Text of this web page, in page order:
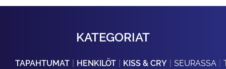
KATEGORIAT
TAPAHTUMAT HENKILÖT KISS & CRY SEURASSA